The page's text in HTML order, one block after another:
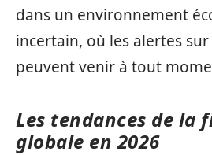
dans un environnement
incertain, où les alertes
peuvent venir à tout
Les tendances de la
globale en 2026